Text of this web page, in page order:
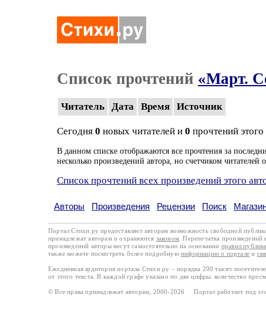
Список прочтений «Март.
Читатель Дата Время Источник
Сегодня 0 новых читателей и 0 прочтений
В данном списке отображаются все прочтения за
несколько произведений автора, но счетчиком
Список прочтений всех произведений этого
Авторы Произведения Рецензии Поиск
Портал Стихи.ру предоставляет авторам возможность свободной
принадлежат авторам и охраняются законом . Перепечатка
произведений авторы несут самостоятельно на основании правил
также можете посмотреть более подробную информацию о портале и
Ежедневная аудитория портала Стихи.ру – порядка 200 тысяч
от этого текста. В каждой графе указано по две цифры: количество
© Все права принадлежат авторам, 2000-2026 Портал работает под